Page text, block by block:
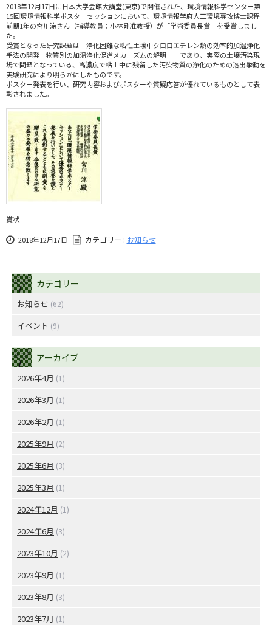
2018年12月17日に日本大学会館大講堂(東京)で開催された、環境情報科学センター第
15回環境情報科学ポスターセッションにおいて、環境情報学府人工環境専攻博士課程
前期1年の宮川涼さん（指導教員：小林剛准教授）が「学術委員長賞」を受賞しまし
た。
受賞となった研究課題は「浄化困難な粘性土壌中クロロエチレン類の効率的加温浄化
手法の開発－物質別の加温浄化促進メカニズムの解明－」であり、実際の土壌汚染現
場で問題となっている、高濃度で粘土中に残留した汚染物質の浄化のための溶出挙動を
実験研究により明らかにしたものです。
ポスター発表を行い、研究内容およびポスターや質疑応答が優れているものとして表
彰されました。
賞状
2018年12月17日 カテゴリー : お知らせ
カテゴリー
お知らせ (62)
イベント (9)
アーカイブ
2026年4月 (1)
2026年3月 (1)
2026年2月 (1)
2025年9月 (2)
2025年6月 (3)
2025年3月 (1)
2024年12月 (1)
2024年6月 (3)
2023年10月 (2)
2023年9月 (1)
2023年8月 (3)
2023年7月 (1)